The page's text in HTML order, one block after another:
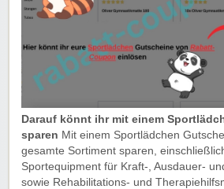
Darauf könnt ihr mit einem
sparen Mit einem Sportlädchen
gesamte Sortiment sparen,
Sportequipment für Kraft-, Ausdauer-
sowie Rehabilitations- und